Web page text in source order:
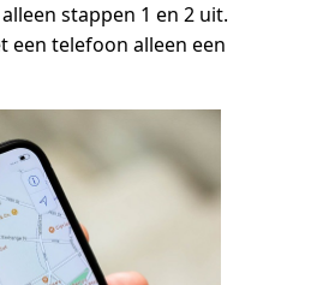
stappen 1 en 2 uit.
telefoon alleen een